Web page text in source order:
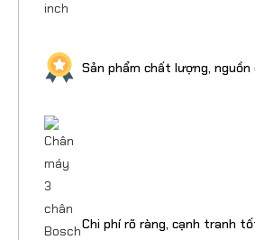
Sản phẩm chất lượng, nguồn
Chi phí rõ ràng, cạnh tranh